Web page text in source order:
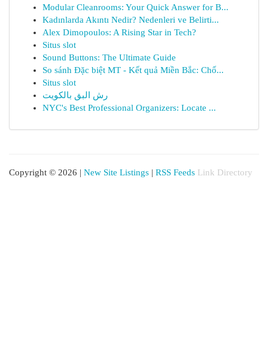
Modular Cleanrooms: Your Quick Answer for B...
Kadınlarda Akıntı Nedir? Nedenleri ve Belirti...
Alex Dimopoulos: A Rising Star in Tech?
Situs slot
Sound Buttons: The Ultimate Guide
So sánh Đặc biệt MT - Kết quả Miền Bắc: Chố...
Situs slot
رش البق بالكويت
NYC's Best Professional Organizers: Locate ...
Copyright © 2026 | New Site Listings | RSS Feeds Link Directory